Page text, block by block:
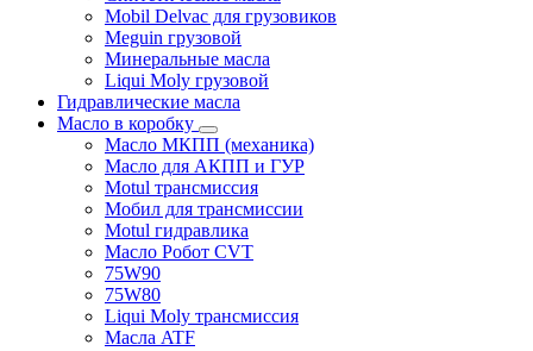
Mobil Delvac для грузовиков
Meguin грузовой
Минеральные масла
Liqui Moly грузовой
Гидравлические масла
Масло в коробку
Масло МКПП (механика)
Масло для АКПП и ГУР
Motul трансмиссия
Мобил для трансмиссии
Motul гидравлика
Масло Робот CVT
75W90
75W80
Liqui Moly трансмиссия
Масла ATF